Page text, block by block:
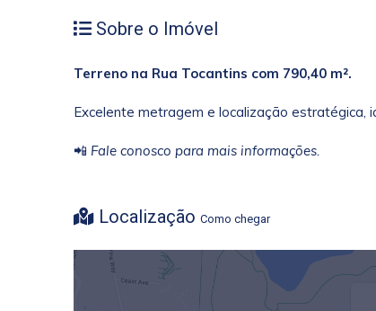
Sobre o Imóvel
Terreno na Rua Tocantins com 790,40 m².
Excelente metragem e localização estratégica,
📲 Fale conosco para mais informações.
LocalizaçãoComo chegar